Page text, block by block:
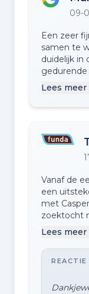
09-
Een zeer
samen te
duidelijk in
uitstekend
mijn
Lees meer
Vanaf de
een
met
zoektocht
begeleid
voor de
van onze
Lees meer
REACTIE